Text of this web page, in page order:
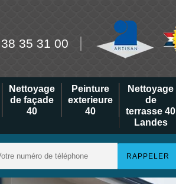
35 31 00
Nettoyage
de façade
40
Peinture
exterieure
40
Nettoyage
de
terrasse 40
Landes